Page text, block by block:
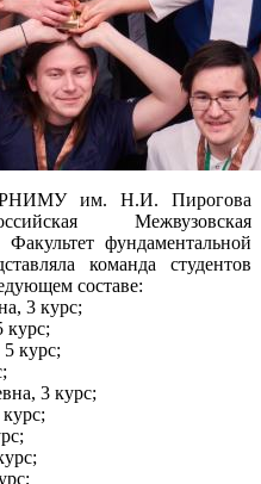
РНИМУ им. Н.И. Пирогова
Межвузовская
фундаментальной
команда студентов
составе:
3 курс;
курс;
3 курс;